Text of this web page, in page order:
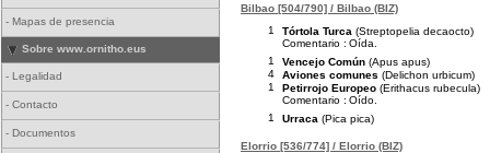
- Mapas de presencia
Sobre www.ornitho.eus
- Legalidad
- Contacto
- Documentos
Bilbao [504/790] / Bilbao (BIZ)
1
Tórtola Turca (Streptopelia decaocto)
Comentario : Oída.
1
Vencejo Común (Apus apus)
4
Aviones comunes (Delichon urbicum)
1
Petirrojo Europeo (Erithacus rubecula)
Comentario : Oído.
1
Urraca (Pica pica)
Elorrio [536/774] / Elorrio (BIZ)